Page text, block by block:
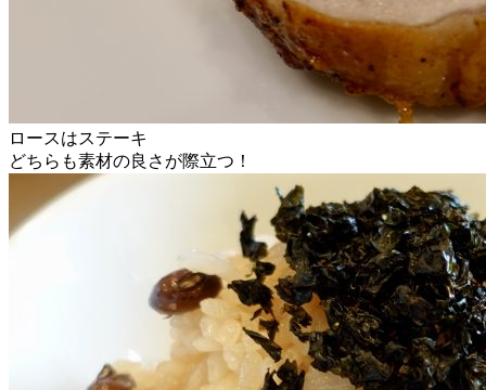
ロースはステーキ
どちらも素材の良さが際立つ！